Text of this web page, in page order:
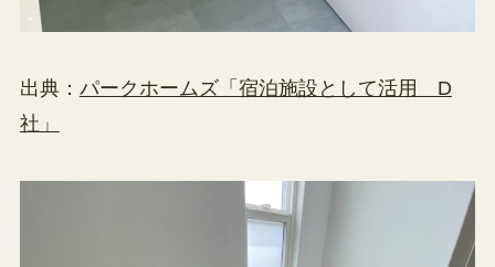
出典： パークホームズ「宿泊施設として活用 D
社」